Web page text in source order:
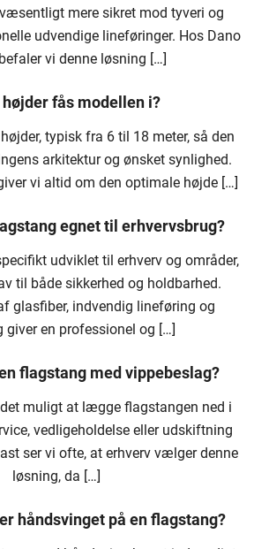
mere sikret mod tyveri og
udvendige lineføringer. Hos Dano
vi denne løsning […]
fås modellen i?
typisk fra 6 til 18 meter, så den
arkitektur og ønsket synlighed.
vi altid om den optimale højde […]
egnet til erhvervsbrug?
udviklet til erhverv og områder,
til både sikkerhed og holdbarhed.
glasfiber, indvendig lineføring og
giver en professionel og […]
flagstang med vippebeslag?
muligt at lægge flagstangen ned i
vedligeholdelse eller udskiftning
ser vi ofte, at erhverv vælger denne
løsning, da […]
håndsvinget på en flagstang?